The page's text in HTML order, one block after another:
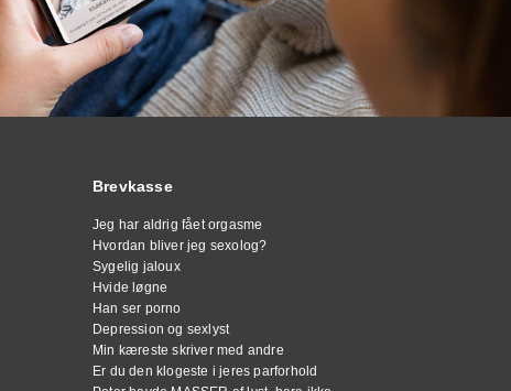
Brevkasse
Jeg har aldrig fået orgasme
Hvordan bliver jeg sexolog?
Sygelig jaloux
Hvide løgne
Han ser porno
Depression og sexlyst
Min kæreste skriver med andre
Er du den klogeste i jeres parforhold